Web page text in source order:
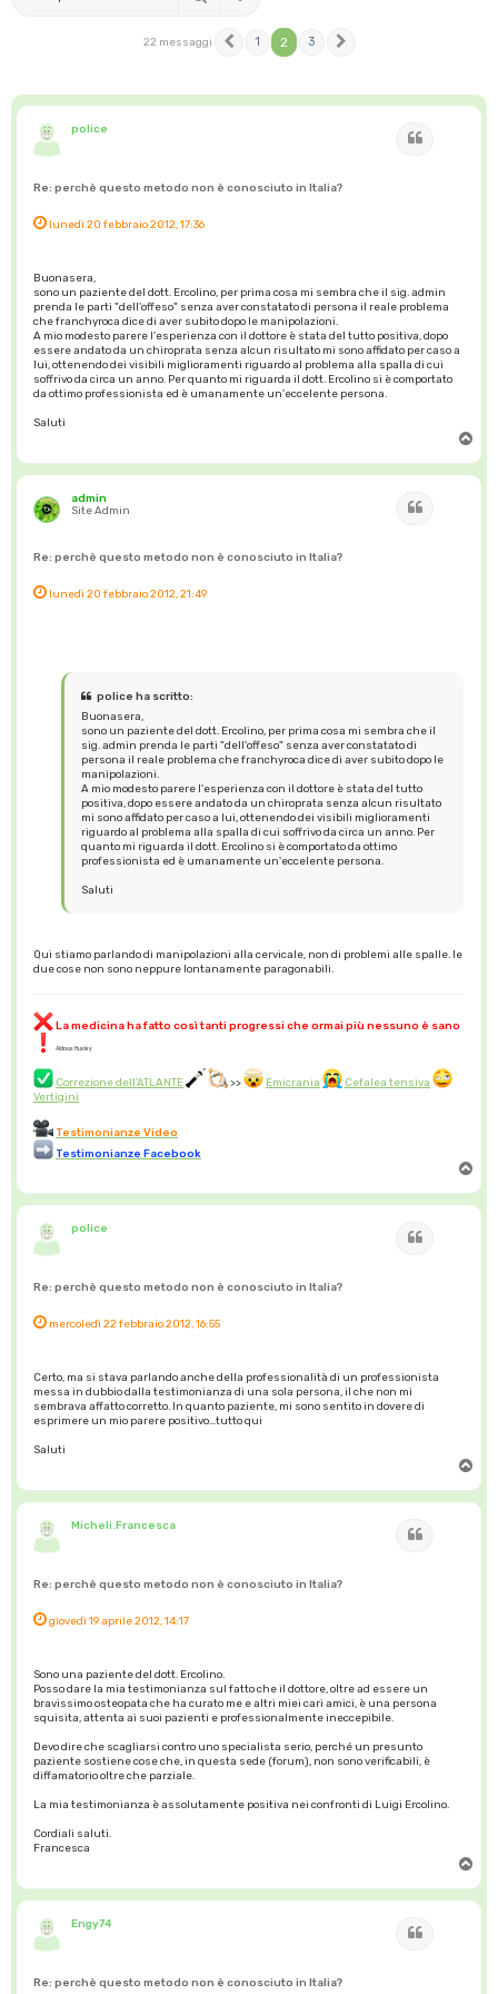
22 messaggi Precedente
1 2 3
police
Re: perchè questo metodo non è conosciuto in Italia?
lunedì 20 febbraio 2012, 17:36
Buonasera,
sono un paziente del dott. Ercolino, per prima cosa mi sembra che il sig. admin
prenda le parti "dell'offeso" senza aver constatato di persona il reale problema
che franchyroca dice di aver subito dopo le manipolazioni.
A mio modesto parere l'esperienza con il dottore è stata del tutto positiva, dopo
essere andato da un chiroprata senza alcun risultato mi sono affidato per caso a
lui, ottenendo dei visibili miglioramenti riguardo al problema alla spalla di cui
soffrivo da circa un anno. Per quanto mi riguarda il dott. Ercolino si è comportato
da ottimo professionista ed è umanamente un'eccelente persona.
Saluti
p
admin
Site Admin
Re: perchè questo metodo non è conosciuto in Italia?
lunedì 20 febbraio 2012, 21:49
police ha scritto:
Buonasera,
sono un paziente del dott. Ercolino, per prima cosa mi sembra che il
sig. admin prenda le parti "dell'offeso" senza aver constatato di
persona il reale problema che franchyroca dice di aver subito dopo le
manipolazioni.
A mio modesto parere l'esperienza con il dottore è stata del tutto
positiva, dopo essere andato da un chiroprata senza alcun risultato
mi sono affidato per caso a lui, ottenendo dei visibili miglioramenti
riguardo al problema alla spalla di cui soffrivo da circa un anno. Per
quanto mi riguarda il dott. Ercolino si è comportato da ottimo
professionista ed è umanamente un'eccelente persona.
Saluti
Qui stiamo parlando di manipolazioni alla cervicale, non di problemi alle spalle. le
due cose non sono neppure lontanamente paragonabili.
La medicina ha fatto così tanti progressi che ormai più nessuno è sano
Aldous Huxley
Correzione dell'ATLANTE >> Emicrania
Cefalea tensiva
Vertigini
Testimonianze Video
Testimonianze Facebook
p
police
Re: perchè questo metodo non è conosciuto in Italia?
mercoledì 22 febbraio 2012, 16:55
Certo, ma si stava parlando anche della professionalità di un professionista
messa in dubbio dalla testimonianza di una sola persona, il che non mi
sembrava affatto corretto. In quanto paziente, mi sono sentito in dovere di
esprimere un mio parere positivo...tutto qui
Saluti
p
Micheli.Francesca
Re: perchè questo metodo non è conosciuto in Italia?
giovedì 19 aprile 2012, 14:17
Sono una paziente del dott. Ercolino.
Posso dare la mia testimonianza sul fatto che il dottore, oltre ad essere un
bravissimo osteopata che ha curato me e altri miei cari amici, è una persona
squisita, attenta ai suoi pazienti e professionalmente ineccepibile.
Devo dire che scagliarsi contro uno specialista serio, perché un presunto
paziente sostiene cose che, in questa sede (forum), non sono verificabili, è
diffamatorio oltre che parziale.
La mia testimonianza è assolutamente positiva nei confronti di Luigi Ercolino.
Cordiali saluti.
Francesca
p
Engy74
Re: perchè questo metodo non è conosciuto in Italia?